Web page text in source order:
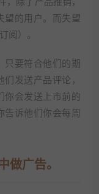
，除了产品推销，
望的用户。而失望
阅）。
只要符合他们的期
发送产品评论，
你会发送上市前的
告诉他们你会每周
做广告。